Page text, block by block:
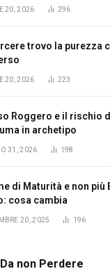
20, 2026 296
trovo la purezza
20, 2026 223
Roggero e il rischio
in archetipo
31, 2026 198
di Maturità e non più
cosa cambia
20, 2025 196
non Perdere